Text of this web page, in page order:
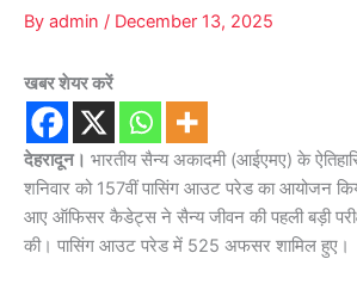
By admin / December 13, 2025
खबर शेयर करें
देहरादून। भारतीय सैन्य अकादमी (आईएमए) के
शनिवार को 157वीं पासिंग आउट परेड का आयोजन
आए ऑफिसर कैडेट्स ने सैन्य जीवन की पहली बड़ी
की। पासिंग आउट परेड में 525 अफसर शामिल हुए।